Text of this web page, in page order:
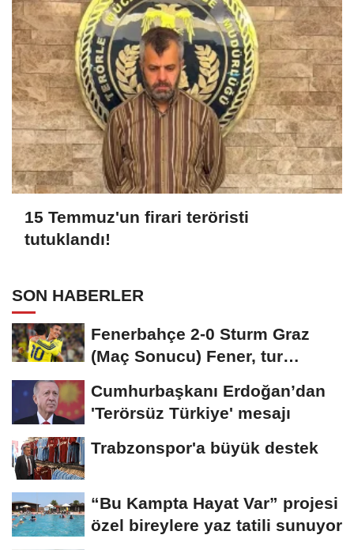
15 Temmuz'un firari teröristi
tutuklandı!
SON HABERLER
Fenerbahçe 2-0 Sturm Graz
(Maç Sonucu) Fener, tur
Cumhurbaşkanı Erdoğan’dan
'Terörsüz Türkiye' mesajı
Trabzonspor'a büyük destek
“Bu Kampta Hayat Var” projesi
özel bireylere yaz tatili sunuyor